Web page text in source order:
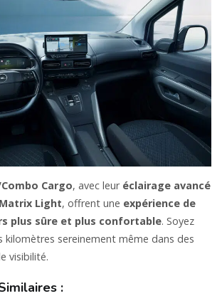
Cargo, avec leur éclairage avancé
Light, offrent une expérience de
plus sûre et plus confortable. Soyez
sereinement même dans des
visibilité.
: